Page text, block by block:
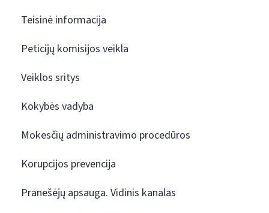
Teisinė informacija
Peticijų komisijos veikla
Veiklos sritys
Kokybės vadyba
Mokesčių administravimo procedūros
Korupcijos prevencija
Pranešėjų apsauga. Vidinis kanalas